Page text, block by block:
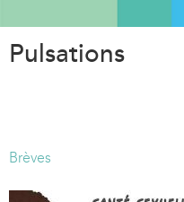
Pulsations
Brèves